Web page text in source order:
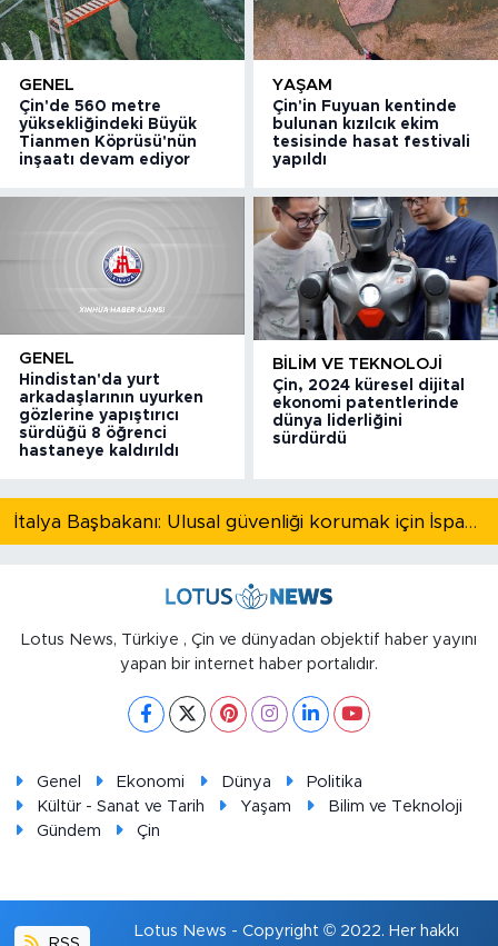
GENEL
Çin'de 560 metre
yüksekliğindeki Büyük
Tianmen Köprüsü'nün
inşaatı devam ediyor
YAŞAM
Çin'in Fuyuan kentinde
bulunan kızılcık ekim
tesisinde hasat festivali
yapıldı
GENEL
Hindistan'da yurt
arkadaşlarının uyurken
gözlerine yapıştırıcı
sürdüğü 8 öğrenci
hastaneye kaldırıldı
BILIM VE TEKNOLOJI
Çin, 2024 küresel dijital
ekonomi patentlerinde
dünya liderliğini
sürdürdü
İtalya Başbakanı: Ulusal güvenliği korumak için İspanya ile Schengen kapsamındaki serbest dolaşımı askıya alıyoruz
Lotus News, Türkiye , Çin ve dünyadan objektif haber yayını
yapan bir internet haber portalıdır.
Genel Ekonomi Dünya
Politika
Kültür - Sanat ve Tarih
Yaşam
Bilim ve Teknoloji
Gündem
Çin
Lotus News - Copyright © 2022. Her hakkı